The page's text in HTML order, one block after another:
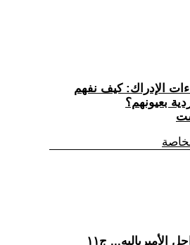
الإدراك: كيف نفهم
بعيونهم؟